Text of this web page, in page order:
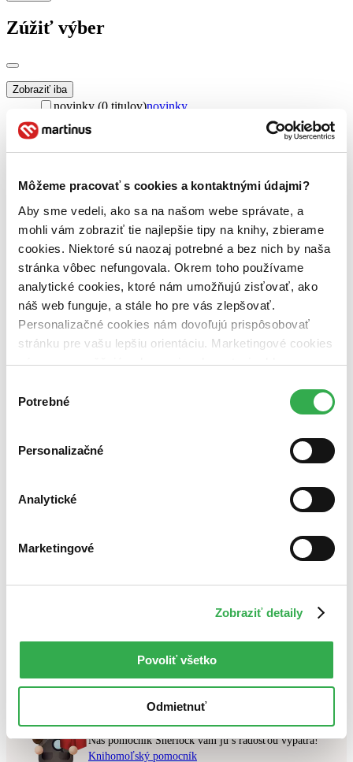
Môžeme pracovať s cookies a kontaktnými údajmi?
Aby sme vedeli, ako sa na našom webe správate, a
mohli vám zobraziť tie najlepšie tipy na knihy, zbierame
cookies. Niektoré sú naozaj potrebné a bez nich by naša
stránka vôbec nefungovala. Okrem toho používame
analytické cookies, ktoré nám umožňujú zisťovať, ako
náš web funguje, a stále ho pre vás zlepšovať.
Personalizačné cookies nám dovoľujú prispôsobovať
stránku pre vašu lepšiu orientáciu. Marketingové cookies
nám zas umožňujú zobrazenie relevantnej reklamy.
nám pomohlo, keby sme mohli používať všetky tieto
súhlasu
Potrebné
Personalizačné
Analytické
Marketingové
Zobraziť detaily
Povoliť všetko
Odmietnuť
Zúžiť výber
Zobraziť iba
novinky (0 titulov)novinky
zľavnené tituly (0 titulov)
Dostupnosť
predpredaj (0 titulov)predpredaj
dostupná (bez vypredaných) (0 titulov)dostupná (bez
vypredaných)
Nové / čítané
nová (0 titulov)nová
čítaná (0 titulov)čítaná
čítaná - výborný stav (0 titulov)čítaná - výborný stav
čítaná - mierne opotrebovaná (0 titulov)čítaná - mierne
čítané verzie vypredaných kníh (0 titulov)čítané verzie
vypredaných kníh
Bestsellery
Najdrahšie
Najlacnejšie
Dostupné v kníhkupectve Bratislava - Nivy (Martinus)
vyhovujúci zadaným podmienkam.
Chcete poradiť knihu?
Náš pomocník Sherlock vám ju s radosťou vypátra!
Knihomoľský pomocník